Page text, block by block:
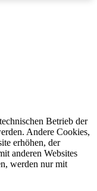
Betrieb der
Andere Cookies,
erhöhen, der
anderen Websites
werden nur mit